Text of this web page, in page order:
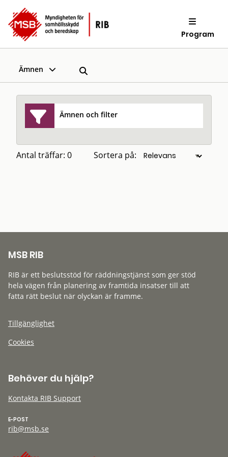
Program
Ämnen
Ämnen och filter
Antal träffar: 0 Sortera på:
MSB RIB
RIB är ett beslutsstöd för räddningstjänst som ger stöd
hela vägen från planering av framtida insatser till att
fatta rätt beslut när olyckan är framme.
Tillgänglighet
Cookies
Behöver du hjälp?
Kontakta RIB Support
E-POST
rib@msb.se